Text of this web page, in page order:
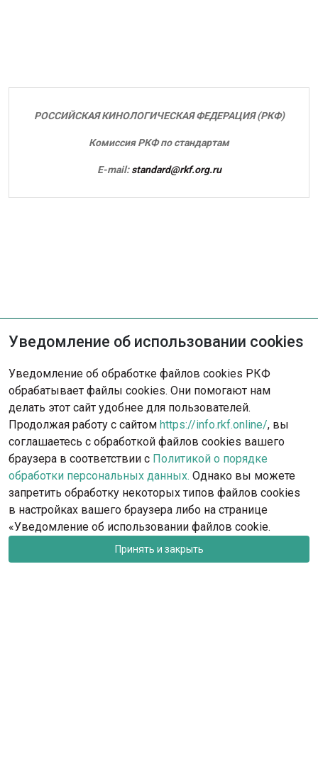
РОССИЙСКАЯ КИНОЛОГИЧЕСКАЯ ФЕДЕРАЦИЯ (РКФ)
Комиссия РКФ по стандартам
E-mail:standard@rkf.org.ru
Не нашли решение?
Опишите ситуацию - наша команда
с радостью поможет вам.
Обратиться в поддержку
Уведомление об использовании cookies
Уведомление об обработке файлов cookies РКФ
обрабатывает файлы cookies. Они помогают нам
делать этот сайт удобнее для пользователей.
Продолжая работу с сайтом https://info.rkf.online/, вы
соглашаетесь с обработкой файлов cookies вашего
браузера в соответствии с Политикой о порядке
обработки персональных данных. Однако вы можете
запретить обработку некоторых типов файлов cookies
в настройках вашего браузера либо на странице
«Уведомление об использовании файлов cookie.
Принять и закрыть